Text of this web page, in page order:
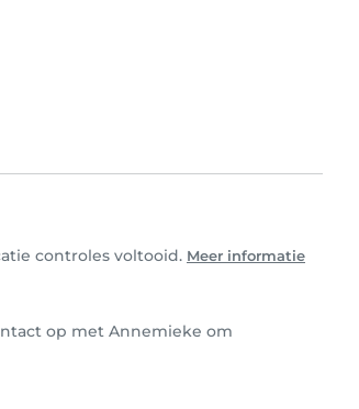
controles voltooid. Meer informatie
op met Annemieke om